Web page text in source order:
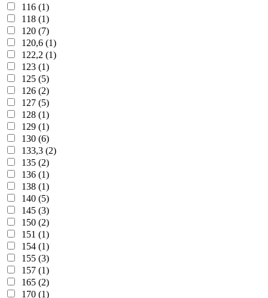
116 (1)
118 (1)
120 (7)
120,6 (1)
122,2 (1)
123 (1)
125 (5)
126 (2)
127 (5)
128 (1)
129 (1)
130 (6)
133,3 (2)
135 (2)
136 (1)
138 (1)
140 (5)
145 (3)
150 (2)
151 (1)
154 (1)
155 (3)
157 (1)
165 (2)
170 (1)